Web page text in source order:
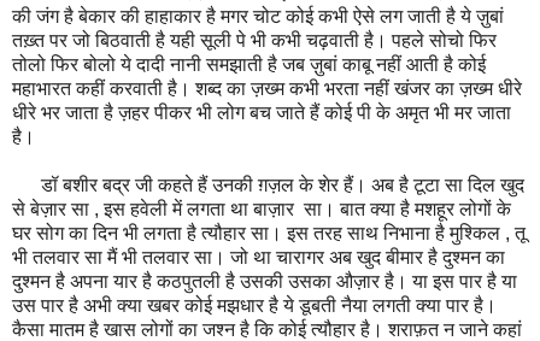
की जंग है बेकार की हाहाकार है मगर चोट कोई कभी ऐसे लग जाती है ये ज़ुबां
तख़्त पर जो बिठवाती है यही सूली पे भी कभी चढ़वाती है। पहले सोचो फिर
तोलो फिर बोलो ये दादी नानी समझाती है जब ज़ुबां काबू नहीं आती है कोई
महाभारत कहीं करवाती है। शब्द का ज़ख्म कभी भरता नहीं खंजर का ज़ख्म धीरे
धीरे भर जाता है ज़हर पीकर भी लोग बच जाते हैं कोई पी के अमृत भी मर जाता
है।
डॉ बशीर बद्र जी कहते हैं उनकी ग़ज़ल के शेर हैं। अब है टूटा सा दिल खुद
से बेज़ार सा , इस हवेली में लगता था बाज़ार सा। बात क्या है मशहूर लोगों के
घर सोग का दिन भी लगता है त्यौहार सा। इस तरह साथ निभाना है मुश्किल , तू
भी तलवार सा मैं भी तलवार सा। जो था चारागर अब खुद बीमार है दुश्मन का
दुश्मन है अपना यार है कठपुतली है उसकी उसका औज़ार है। या इस पार है या
उस पार है अभी क्या खबर कोई मझधार है ये डूबती नैया लगती क्या पार है।
कैसा मातम है खास लोगों का जश्न है कि कोई त्यौहार है। शराफ़त न जाने कहां